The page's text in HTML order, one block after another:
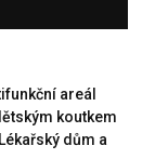
areál
koutkem
dům a